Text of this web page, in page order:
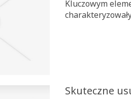
Kluczowym
Skuteczne